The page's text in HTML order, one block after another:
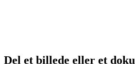
Del et billede eller et